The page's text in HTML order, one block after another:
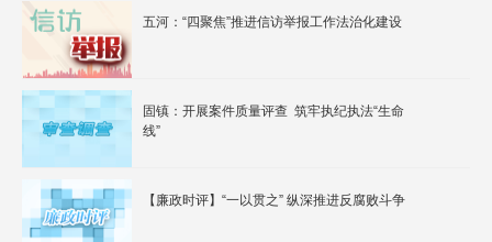
五河：“四聚焦”推进信访举报工作法治化建设
固镇：开展案件质量评查 筑牢执纪执法“生命
线”
【廉政时评】“一以贯之” 纵深推进反腐败斗争